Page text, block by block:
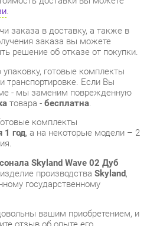
готовые комплекты
Если Вы
- мы заменим поврежденную
товара -бесплатна .
комплекты
Skyland Wave 02 Дуб
производстваSkyland
вашим приобретением, и
сориентироваться нашим
получить развёрнутую
продукции вы можете по
и через мессенджеры